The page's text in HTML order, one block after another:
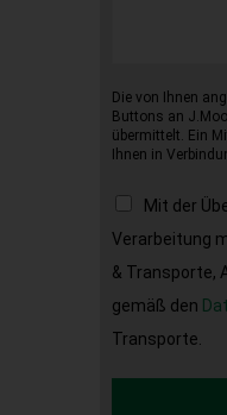
Die von Ihnen
Buttons an
übermittelt. Ein
Ihnen in
Mit der
Verarbeitung
& Transporte,
gemäß den
Transporte.